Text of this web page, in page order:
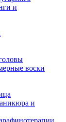
и
воски
и